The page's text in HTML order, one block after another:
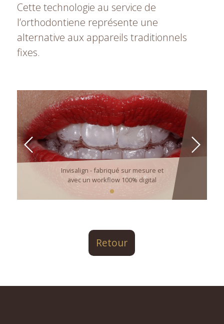
Cette technologie au service de
l’orthodontiene représente une
alternative aux appareils traditionnels
fixes.
Invisalign - fabriqué sur mesure et
avec un workflow 100% digital
Retour